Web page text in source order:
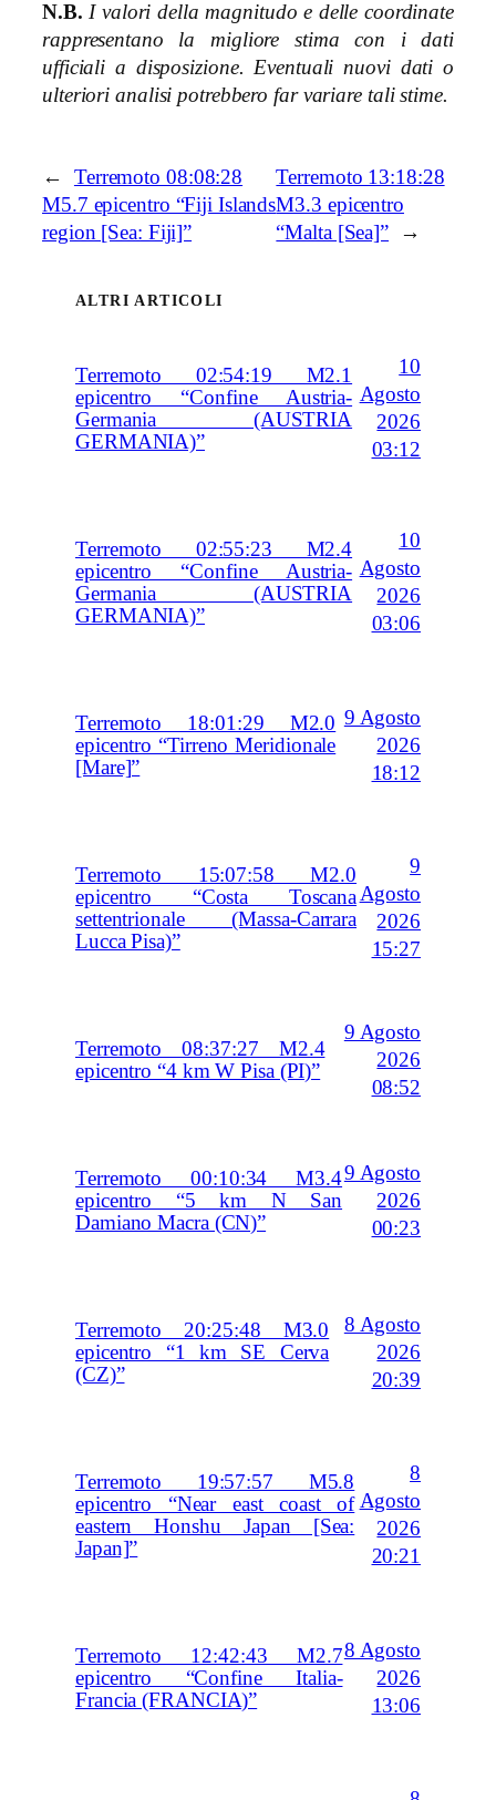
N.B. I valori della magnitudo e delle coordinate
rappresentano la migliore stima con i dati
ufficiali a disposizione. Eventuali nuovi dati o
ulteriori analisi potrebbero far variare tali stime.
←
Terremoto 08:08:28
M5.7 epicentro “Fiji Islands
region [Sea: Fiji]”
Terremoto 13:18:28
M3.3 epicentro
“Malta [Sea]”
→
ALTRI ARTICOLI
Terremoto 02:54:19 M2.1
epicentro “Confine Austria-
Germania (AUSTRIA
GERMANIA)”
10
Agosto
2026
03:12
Terremoto 02:55:23 M2.4
epicentro “Confine Austria-
Germania (AUSTRIA
GERMANIA)”
10
Agosto
2026
03:06
Terremoto 18:01:29 M2.0
epicentro “Tirreno Meridionale
[Mare]”
9 Agosto
2026
18:12
Terremoto 15:07:58 M2.0
epicentro “Costa Toscana
settentrionale (Massa-Carrara
Lucca Pisa)”
9
Agosto
2026
15:27
Terremoto 08:37:27 M2.4
epicentro “4 km W Pisa (PI)”
9 Agosto
2026
08:52
Terremoto 00:10:34 M3.4
epicentro “5 km N San
Damiano Macra (CN)”
9 Agosto
2026
00:23
Terremoto 20:25:48 M3.0
epicentro “1 km SE Cerva
(CZ)”
8 Agosto
2026
20:39
Terremoto 19:57:57 M5.8
epicentro “Near east coast of
eastern Honshu Japan [Sea:
Japan]”
8
Agosto
2026
20:21
Terremoto 12:42:43 M2.7
epicentro “Confine Italia-
Francia (FRANCIA)”
8 Agosto
2026
13:06